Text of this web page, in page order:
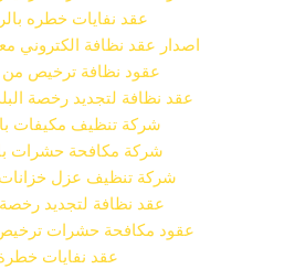
عقد نفايات خطره
اصدار عقد نظافة الكتروني
عقود نظافة ترخيص من
عقد نظافة لتجديد رخصة
شركة تنظيف مكيفات
شركة مكافحة حشرات
شركة تنظيف عزل خزانات
عقد نظافة لتجديد رخصة
عقود مكافحة حشرات ترخيص
عقد نفايات